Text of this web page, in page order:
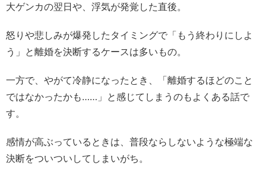
大ゲンカの翌日や、浮気が発覚した直後。
怒りや悲しみが爆発したタイミングで「もう終わりにしよ
う」と離婚を決断するケースは多いもの。
一方で、やがて冷静になったとき、「離婚するほどのこと
ではなかったかも……」と感じてしまうのもよくある話で
す。
感情が高ぶっているときは、普段ならしないような極端な
決断をついついしてしまいがち。